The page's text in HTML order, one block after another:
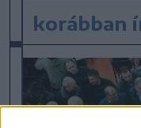
korábban